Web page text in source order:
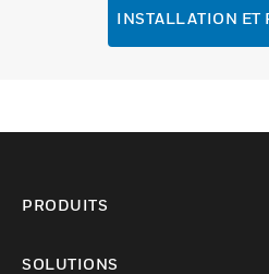
INSTALLATION ET
PRODUITS
SOLUTIONS